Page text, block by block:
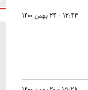
12:43 - 24 بهمن 1400